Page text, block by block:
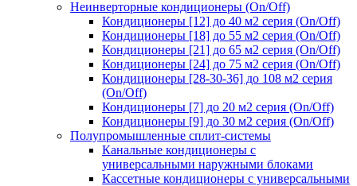
Неинверторные кондиционеры (On/Off)
Кондиционеры [12] до 40 м2 серия (On/Off)
Кондиционеры [18] до 55 м2 серия (On/Off)
Кондиционеры [21] до 65 м2 серия (On/Off)
Кондиционеры [24] до 75 м2 серия (On/Off)
Кондиционеры [28-30-36] до 108 м2 серия
(On/Off)
Кондиционеры [7] до 20 м2 серия (On/Off)
Кондиционеры [9] до 30 м2 серия (On/Off)
Полупромышленные сплит-системы
Канальные кондиционеры с
универсальными наружными блоками
Кассетные кондиционеры с универсальными